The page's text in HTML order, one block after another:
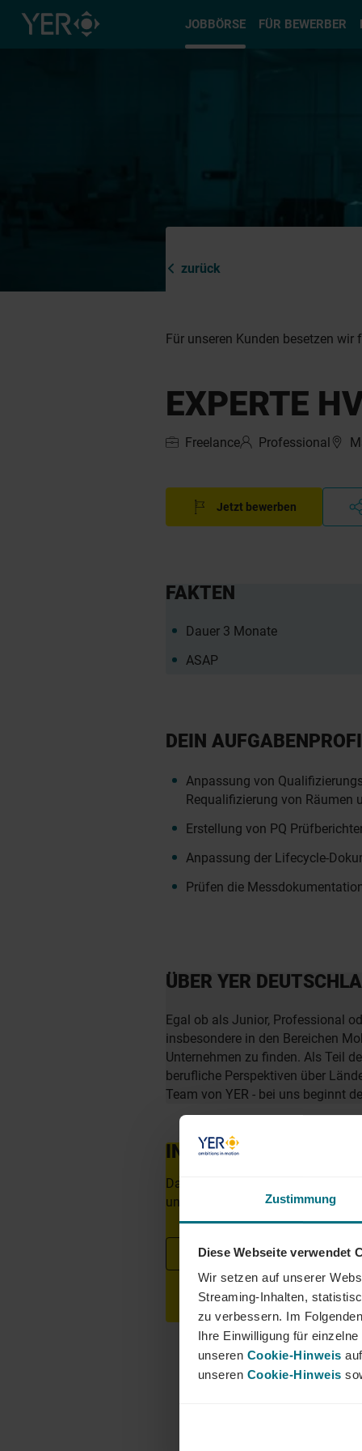
Zustimmung
Diese Webseite verwendet
Wir setzen auf unserer
Streaming-Inhalten,
zu verbessern. Im
Ihre Einwilligung für
unseren Cookie-Hinweis
unseren Cookie-Hinweis
JOBBÖRSE FÜR BEWERBER
Typ
zurück
Für unseren Kunden besetzen
EXPERTE
Freelance Professional
Jetzt bewerben
FAKTEN
Dauer 3 Monate
ASAP
DEIN
Anpassung von
Requalifizierung von Räumen
Erstellung von PQ
Anpassung der Lifecycle-
Prüfen die
ÜBER YER
Egal ob als Junior, Professional
insbesondere in den Bereichen
Unternehmen zu finden. Als Teil
berufliche Perspektiven über
Team von YER - bei uns beginnt
INTERESSIERT?
Dann freuen wir uns über Ihre
unser Onlineportal.
Jetzt bewerben